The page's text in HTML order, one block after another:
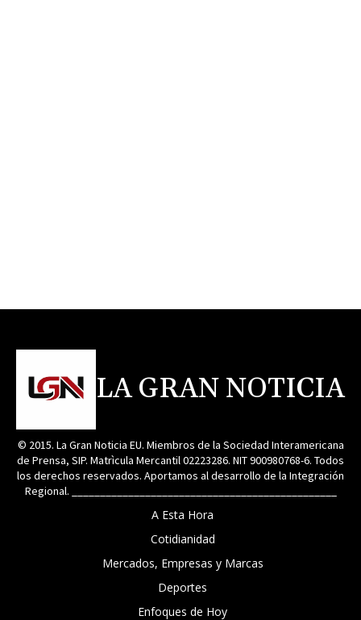
LA GRAN NOTICIA
© 2015. La Gran Noticia EU. Miembros de la Sociedad Interamericana
de Prensa, SIP. Matrìcula Mercantil 02223286. NIT 900980768-6. Todos
los derechos reservados. Aportamos al desarrollo de la Integración
Regional. _______________________________________________
A Esta Hora
Cotidianidad
Mercados, Empresas y Marcas
Deportes
Enfoques de Hoy